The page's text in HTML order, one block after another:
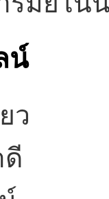
น์
ว
ดี